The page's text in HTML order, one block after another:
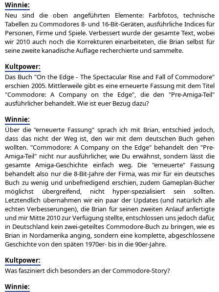
Winnie:
Neu sind die oben angeführten Elemente: Farbfotos, technische
Tabellen zu Commodores 8- und 16-Bit-Geräten, ausführliche Indices für
Personen, Firme und Spiele. Verbessert wurde der gesamte Text, wobei
wir 2010 auch noch die Korrekturen einarbeiteten, die Brian selbst für
seine zweite kanadische Auflage recherchierte und sammelte.
Kultpower:
Das Buch "On the Edge - The Spectacular Rise and Fall of Commodore"
erschien 2005. Mittlerweile gibt es eine erneuerte Fassung mit dem Titel
"Commodore: A Company on the Edge", die den "Pre-Amiga-Teil"
ausführlicher behandelt. Wie ist euer Bezug dazu?
Winnie:
Über die "erneuerte Fassung" sprach ich mit Brian, entschied jedoch,
dass das nicht der Weg ist, den wir mit dem deutschen Buch gehen
wollten. "Commodore: A Company on the Edge" behandelt den "Pre-
Amiga-Teil" nicht nur ausführlicher, wie Du erwähnst, sondern lässt die
gesamte Amiga-Geschichte einfach weg. Die "erneuerte" Fassung
behandelt also nur die 8-Bit-Jahre der Firma, was mir für ein deutsches
Buch zu wenig und unbefriedigend erschien, zudem Gameplan-Bücher
möglichst übergreifend, nicht hyper-spezialisiert sein sollten.
Letztendlich übernahmen wir ein paar der Updates (und natürlich alle
echten Verbesserungen), die Brian für seinen zweiten Anlauf anfertigte
und mir Mitte 2010 zur Verfügung stellte, entschlossen uns jedoch dafür,
in Deutschland kein zwei-geteiltes Commodore-Buch zu bringen, wie es
Brian in Nordamerika anging, sondern eine komplette, abgeschlossene
Geschichte von den späten 1970er- bis in die 90er-Jahre.
Kultpower:
Was fasziniert dich besonders an der Commodore-Story?
Winnie: